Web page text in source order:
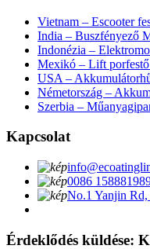
Vietnam – Escooter
India – Buszfényező
Indonézia –
Mexikó – Lift
USA –
Németország –
Szerbia –
Kapcsolat
0086
No.1 Yanjin
Érdeklődés küldése: